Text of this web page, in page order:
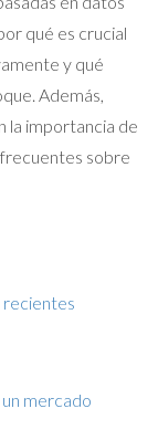
qué es crucial
y qué
Además,
la importancia de
sobre
recientes
mercado